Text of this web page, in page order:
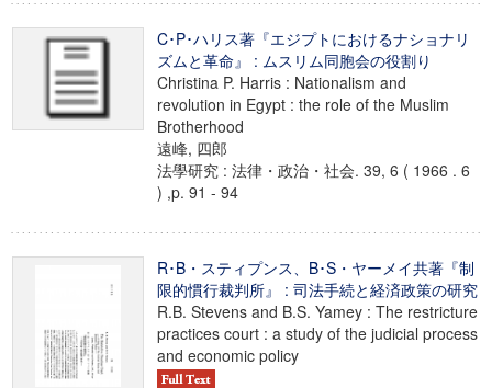
C･P･ハリス著『エジプトにおけるナショナリ
ズムと革命』 : ムスリム同胞会の役割り
Christina P. Harris : Nationalism and
revolution in Egypt : the role of the Muslim
Brotherhood
遠峰, 四郎
法學研究 : 法律・政治・社会. 39, 6 ( 1966 . 6
) ,p. 91 - 94
R･B・スティプンス、B･S・ヤーメイ共著『制
限的慣行裁判所』 : 司法手続と経済政策の研究
R.B. Stevens and B.S. Yamey : The restricture
practices court : a study of the judicial process
and economic policy